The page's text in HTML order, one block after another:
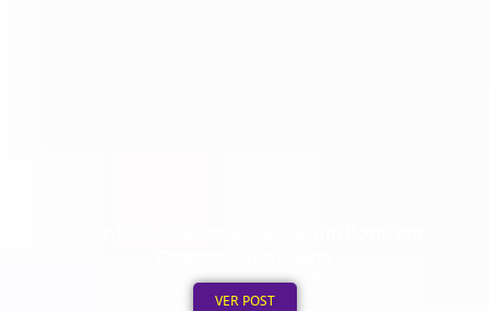
Publicado em: 5 de agosto de 2026
VER POST